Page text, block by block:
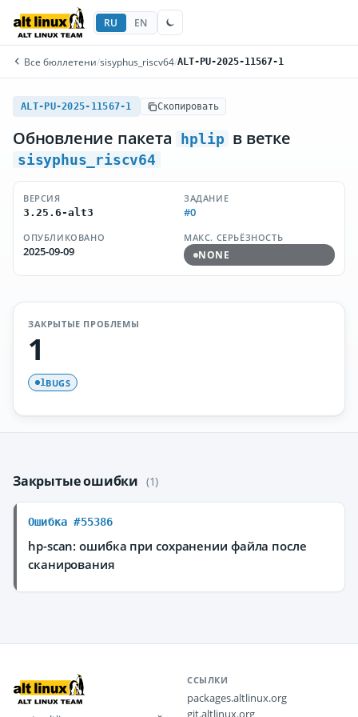
RU EN
Все бюллетени/sisyphus_riscv64/ALT-PU-2025-11567-1
ALT-PU-2025-11567-1 Скопировать
Обновление пакета hplip в ветке
sisyphus_riscv64
ВЕРСИЯ
3.25.6-alt3
ЗАДАНИЕ
#0
ОПУБЛИКОВАНО
2025-09-09
МАКС. СЕРЬЁЗНОСТЬ
NONE
ЗАКРЫТЫЕ ПРОБЛЕМЫ
1
1BUGS
Закрытые ошибки (1)
Ошибка #55386
hp-scan: ошибка при сохранении файла после
сканирования
ССЫЛКИ
packages.altlinux.org
git.altlinux.org